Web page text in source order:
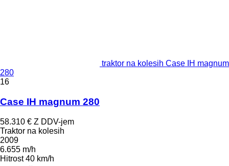
traktor na kolesih Case IH magnum
280
16
Case IH magnum 280
58.310 € Z DDV-jem
Traktor na kolesih
2009
6.655 m/h
Hitrost 40 km/h